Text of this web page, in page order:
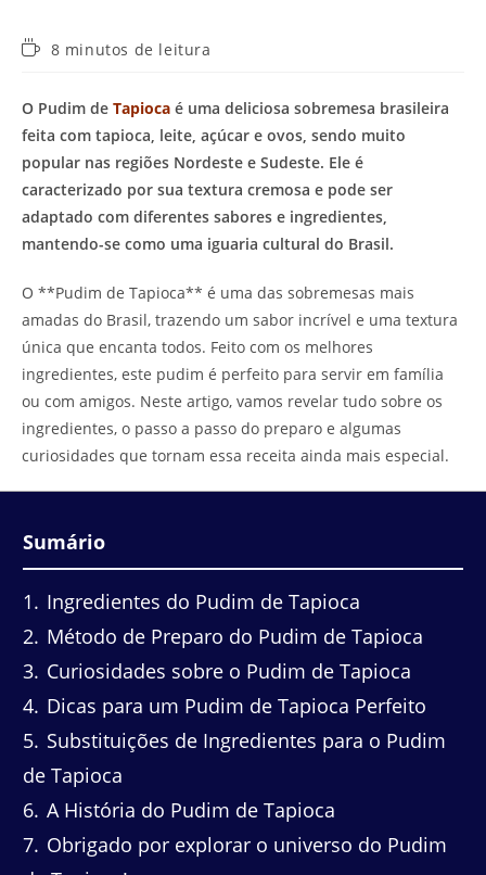
Tempo8 minutos de leitura
O Pudim de Tapioca é uma deliciosa sobremesa brasileira
feita com tapioca, leite, açúcar e ovos, sendo muito
popular nas regiões Nordeste e Sudeste. Ele é
caracterizado por sua textura cremosa e pode ser
adaptado com diferentes sabores e ingredientes,
mantendo-se como uma iguaria cultural do Brasil.
O **Pudim de Tapioca** é uma das sobremesas mais
amadas do Brasil, trazendo um sabor incrível e uma textura
única que encanta todos. Feito com os melhores
ingredientes, este pudim é perfeito para servir em família
ou com amigos. Neste artigo, vamos revelar tudo sobre os
ingredientes, o passo a passo do preparo e algumas
curiosidades que tornam essa receita ainda mais especial.
Sumário
1
Ingredientes do Pudim de Tapioca
2 Método de Preparo do Pudim de Tapioca
3 Curiosidades sobre o Pudim de Tapioca
4 Dicas para um Pudim de Tapioca Perfeito
5 Substituições de Ingredientes para o Pudim
de Tapioca
6 A História do Pudim de Tapioca
7 Obrigado por explorar o universo do Pudim